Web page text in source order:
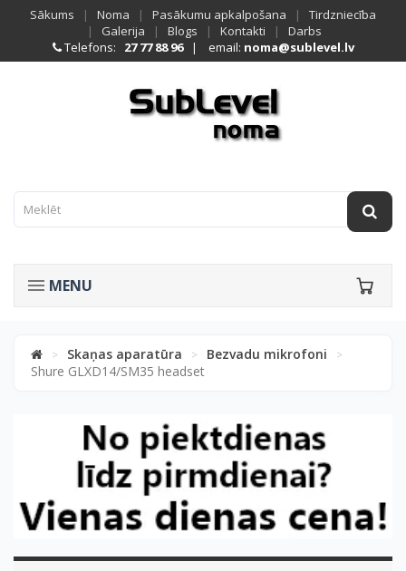
Sākums | Noma | Pasākumu apkalpošana |
Tirdzniecība
|
Galerija | Blogs | Kontakti |
Darbs
Telefons:
27 77 88 96| email: noma@sublevel.lv
MENU
> Skaņas aparatūra > Bezvadu mikrofoni >
Shure GLXD14/SM35 headset